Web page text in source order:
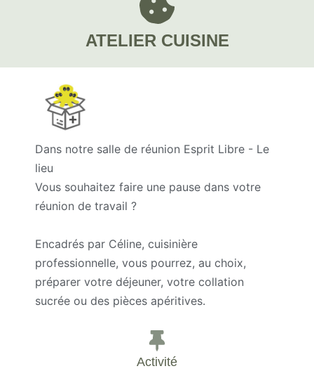
ATELIER CUISINE
Dans notre salle de réunion Esprit Libre - Le
lieu
Vous souhaitez faire une pause dans votre
réunion de travail ?
Encadrés par Céline, cuisinière
professionnelle, vous pourrez, au choix,
préparer votre déjeuner, votre collation
sucrée ou des pièces apéritives.
Activité